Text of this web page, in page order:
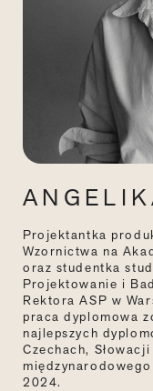
Projektantka
Wzornictwa na
oraz studentka
Projektowanie i
Rektora ASP w
praca dyplomowa
najlepszych
Czechach,
2024.